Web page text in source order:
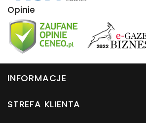
Opinie
INFORMACJE
STREFA KLIENTA